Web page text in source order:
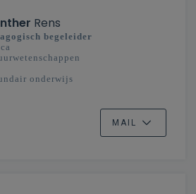
Rens
begeleider
onderwijs
MAIL